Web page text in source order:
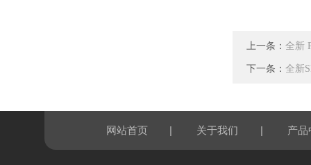
上一条： 全新
下一条： 全新
网站首页 | 关于我们 | 产品